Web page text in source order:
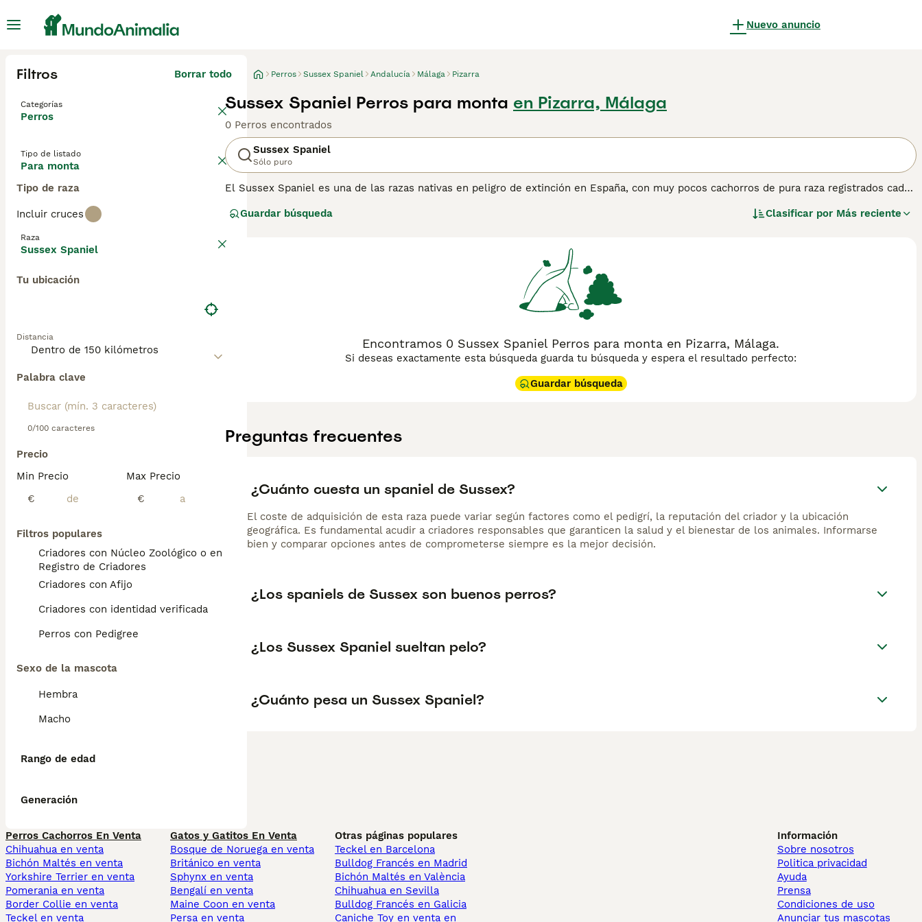
Nuevo anuncio
Filtros Borrar todo
Categorías
Perros
Tipo de listado
Para monta
Tipo de raza
Incluir cruces
Raza
Sussex Spaniel
Tu ubicación
Distancia
Palabra clave
0/100 caracteres
Precio
Min Precio
€
Max Precio
€
Filtros populares
Criadores con Núcleo Zoológico o en el
Registro de Criadores
Criadores con Afijo
Criadores con identidad verificada
Perros con Pedigree
Sexo de la mascota
Hembra
Macho
Rango de edad
Generación
Perros Sussex Spaniel Andalucía Málaga Pizarra
Sussex Spaniel Perros para monta en Pizarra, Málaga
0 Perros encontrados
Sussex Spaniel
Sólo puro
El Sussex Spaniel es una de las razas nativas en peligro de extinción en España, con muy pocos cachorros de pura raza registrados cada
única, con cabezas anchas que, junto con sus cejas arrugadas, contribuyen a su aspecto encantador. Lee nuestra página de consejos de
Guardar búsqueda Clasificar por Más reciente
Encontramos 0 Sussex Spaniel Perros para monta en Pizarra, Málaga.
Si deseas exactamente esta búsqueda guarda tu búsqueda y espera el resultado perfecto:
Guardar búsqueda
Preguntas frecuentes
¿Cuánto cuesta un spaniel de Sussex?
El coste de adquisición de esta raza puede variar según factores como el pedigrí, la reputación del criador y la ubicación
geográfica. Es fundamental acudir a criadores responsables que garanticen la salud y el bienestar de los animales. Informarse
bien y comparar opciones antes de comprometerse siempre es la mejor decisión.
¿Los spaniels de Sussex son buenos perros?
¿Los Sussex Spaniel sueltan pelo?
¿Cuánto pesa un Sussex Spaniel?
Perros Cachorros En Venta
Chihuahua en venta
Bichón Maltés en venta
Yorkshire Terrier en venta
Pomerania en venta
Border Collie en venta
Teckel en venta
Gatos y Gatitos En Venta
Bosque de Noruega en venta
Británico en venta
Sphynx en venta
Bengalí en venta
Maine Coon en venta
Persa en venta
Otras páginas populares
Teckel en Barcelona
Bulldog Francés en Madrid
Bichón Maltés en València
Chihuahua en Sevilla
Bulldog Francés en Galicia
Caniche Toy en venta en
Información
Sobre nosotros
Politica privacidad
Ayuda
Prensa
Condiciones de uso
Anunciar tus mascotas